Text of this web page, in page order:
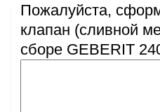
Пожалуйста,
клапан (сливной
сборе GEBERIT